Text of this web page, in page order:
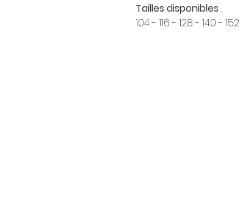
Tailles disponibles :
104 - 116 - 128 - 140 - 152